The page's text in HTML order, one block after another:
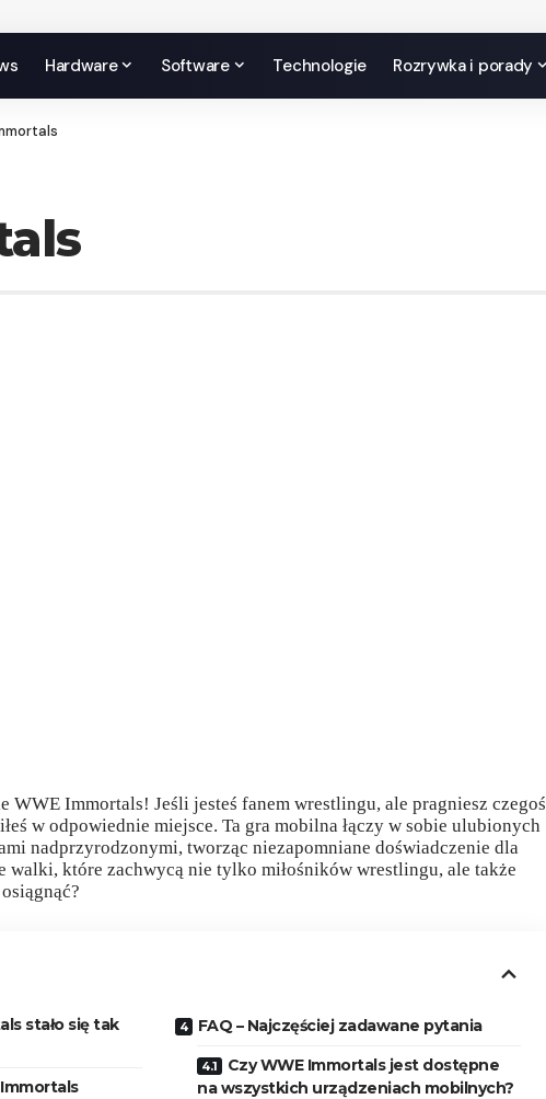
Hardware Software Technologie Rozrywka i porady
WWE Immortals! Jeśli jesteś fanem wrestlingu, ale pragniesz czegoś
w odpowiednie miejsce. Ta gra mobilna łączy w sobie ulubionych
nadprzyrodzonymi, tworząc niezapomniane doświadczenie dla
walki, które zachwycą nie tylko miłośników wrestlingu, ale także
stało się tak
FAQ – Najczęściej zadawane pytania
Czy WWE Immortals jest dostępne
na wszystkich urządzeniach mobilnych?